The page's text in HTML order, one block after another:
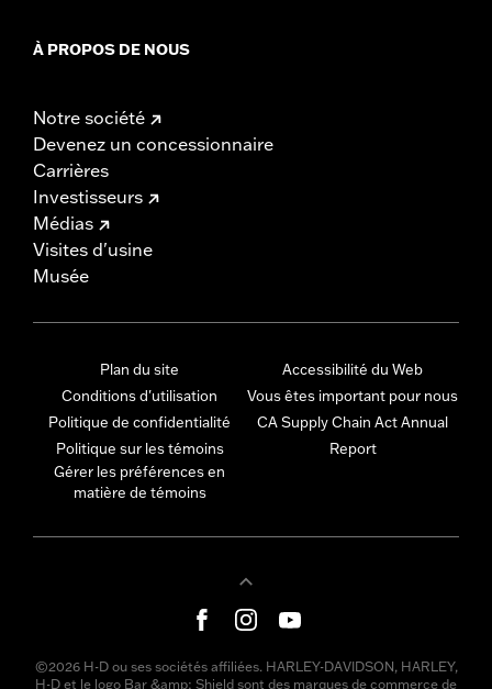
À PROPOS DE NOUS
Notre société
Devenez un concessionnaire
Carrières
Investisseurs
Médias
Visites d'usine
Musée
Plan du site
Conditions d'utilisation
Politique de confidentialité
Politique sur les témoins
Gérer les préférences en
matière de témoins
Accessibilité du Web
Vous êtes important pour nous
CA Supply Chain Act Annual
Report
©2026 H-D ou ses sociétés affiliées. HARLEY-DAVIDSON, HARLEY,
H-D et le logo Bar &amp; Shield sont des marques de commerce de